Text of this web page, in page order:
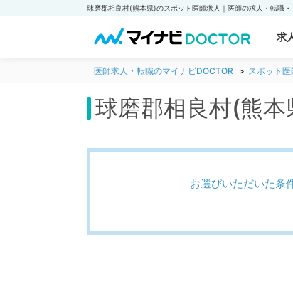
求
医師求人・転職のマイナビDOCTOR スポット医
球磨郡相良村(熊
お選びいただいた条